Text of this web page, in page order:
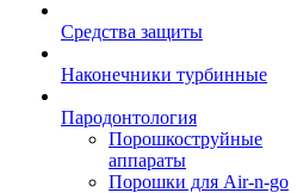
Средства защиты
Наконечники турбинные
Пародонтология
Порошкоструйные
аппараты
Порошки для Air-n-go